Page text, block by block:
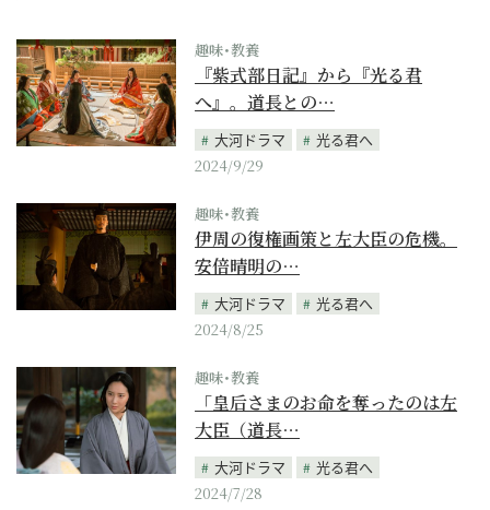
趣味･教養
『紫式部日記』から『光る君
へ』。道長との…
大河ドラマ
光る君へ
2024/9/29
趣味･教養
伊周の復権画策と左大臣の危機。
安倍晴明の…
大河ドラマ
光る君へ
2024/8/25
趣味･教養
「皇后さまのお命を奪ったのは左
大臣（道長…
大河ドラマ
光る君へ
2024/7/28